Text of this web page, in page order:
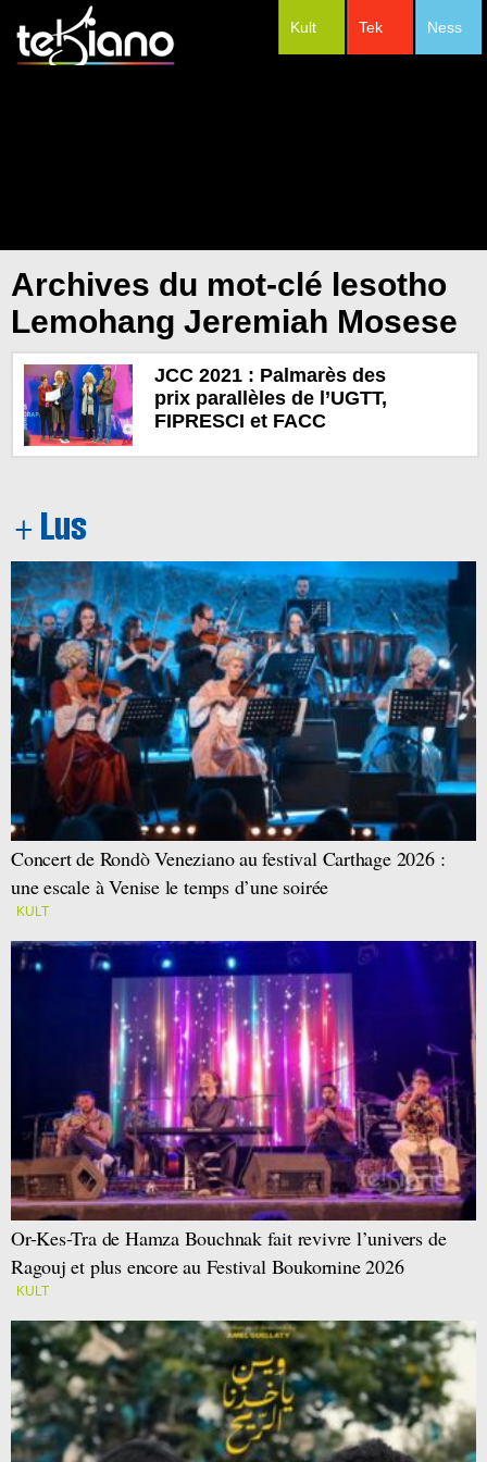
Ness
Tek
Kult
Archives du mot-clé lesotho
Lemohang Jeremiah Mosese
JCC 2021 : Palmarès des
prix parallèles de l’UGTT,
FIPRESCI et FACC
Concert de Rondò Veneziano au festival Carthage 2026 :
une escale à Venise le temps d’une soirée
KULT
Or-Kes-Tra de Hamza Bouchnak fait revivre l’univers de
Ragouj et plus encore au Festival Boukornine 2026
KULT